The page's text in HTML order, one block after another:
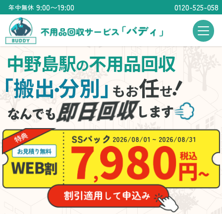
年中無休 9:00〜19:00 0120-525-058
中野島駅の不用品回収
搬出・分別」もお任せ
！
2026/08/01 ~ 2026/08/31